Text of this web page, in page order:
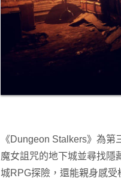
《Dungeon Stalkers》為
魔女詛咒的地下城並尋找隱
城RPG探險，還能親身感